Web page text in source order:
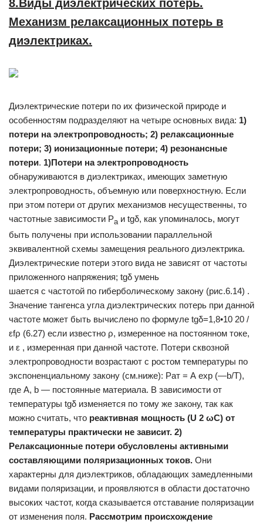
8.Виды диэлектрических потерь.
Механизм релаксационных потерь в
диэлектриках.
Диэлектрические потери по их физической природе и
особенностям подразделяют на четыре основных вида: 1)
потери на электропровод­ность; 2) релаксационные
потери; 3) ионизационные потери; 4) резо­нансные
потери. 1)Потери на электропроводность
обнаруживаются в диэлектриках, имеющих заметную
электропроводность, объемную или поверхностную. Если
при этом потери от других механизмов несущественны, то
частот­ные зависимости Ра и tgδ, как упоминалось, могут
быть получены при использовании параллельной
эквивалентной схемы замещения реаль­ного диэлектрика.
Диэлектрические потери этого вида не зависят от частоты
приложенного напряжения; tgδ умень­
шается с частотой по гиберболическому закону (рис.6.14) .
Значение тангенса угла диэлектрических потерь при данной
частоте может быть вычислено по фор­муле tgδ=1,8•10 20 /
εfρ (6.27) если известно ρ, измеренное на постоянном токе,
и ε , измеренная при данной частоте. Потери сквозной
электропроводности возрастают с ростом температуры по
экспоненциальному закону (см.ниже): Рaт = А ехр (—b/Т),
где A, b — постоянные материала. В зависимости от
температуры tgδ изменяется по тому же за­кону, так как
можно считать, что реактивная мощность (U 2 ωC) от
температуры практически не зависит. 2)
Релаксационные потери обусловлены активными
составляющими поляризационных токов. Они
характерны для диэлектриков, обладаю­щих замедленными
видами поляризации, и проявляются в области достаточно
высоких частот, когда сказывается отставание поляриза­ции
от изменения поля. Рассмотрим происхождение